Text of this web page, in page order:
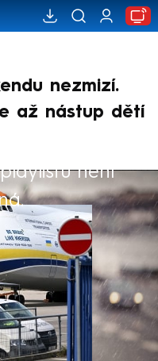
nezmizí.
až nástup dětí
není